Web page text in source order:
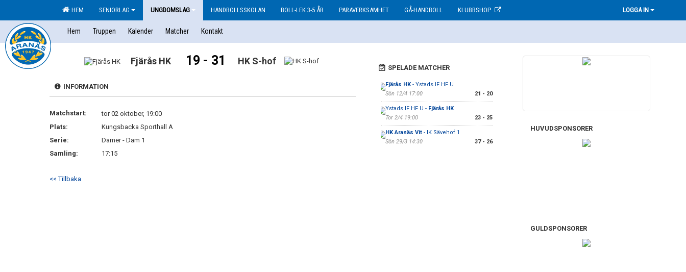
HEM SENIORLAG UNGDOMSLAG HANDBOLLSSKOLAN BOLL-LEK 3-5 ÅR PARAVERKSAMHET GÅ-HANDBOLL KLUBBSHOP LOGGA IN
Hem Truppen Kalender Matcher Kontakt
Fjärås HK 19 - 31 HK S-hof
INFORMATION
Matchstart:
tor 02 oktober, 19:00
Plats:
Kungsbacka Sporthall A
Serie:
Damer - Dam 1
Samling:
17:15
<< Tillbaka
SPELADE MATCHER
Fjärås HK- Ystads IF HF U
Sön 12/4 17:00
21 - 20
Ystads IF HF U - Fjärås HK
Tor 2/4 19:00
23 - 25
HK Aranäs Vit- IK Sävehof 1
Sön 29/3 14:30
37 - 26
HUVUDSPONSORER
GULDSPONSORER